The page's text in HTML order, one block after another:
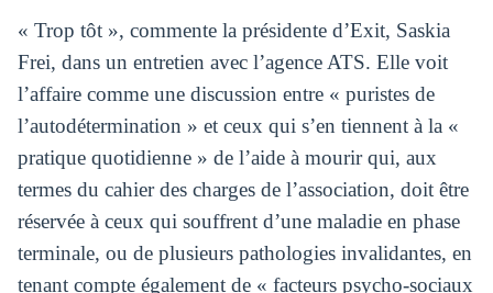
« Trop tôt », commente la présidente d’Exit, Saskia
Frei, dans un entretien avec l’agence ATS. Elle voit
l’affaire comme une discussion entre « puristes de
l’autodétermination » et ceux qui s’en tiennent à la «
pratique quotidienne » de l’aide à mourir qui, aux
termes du cahier des charges de l’association, doit être
réservée à ceux qui souffrent d’une maladie en phase
terminale, ou de plusieurs pathologies invalidantes, en
tenant compte également de « facteurs psycho-sociaux